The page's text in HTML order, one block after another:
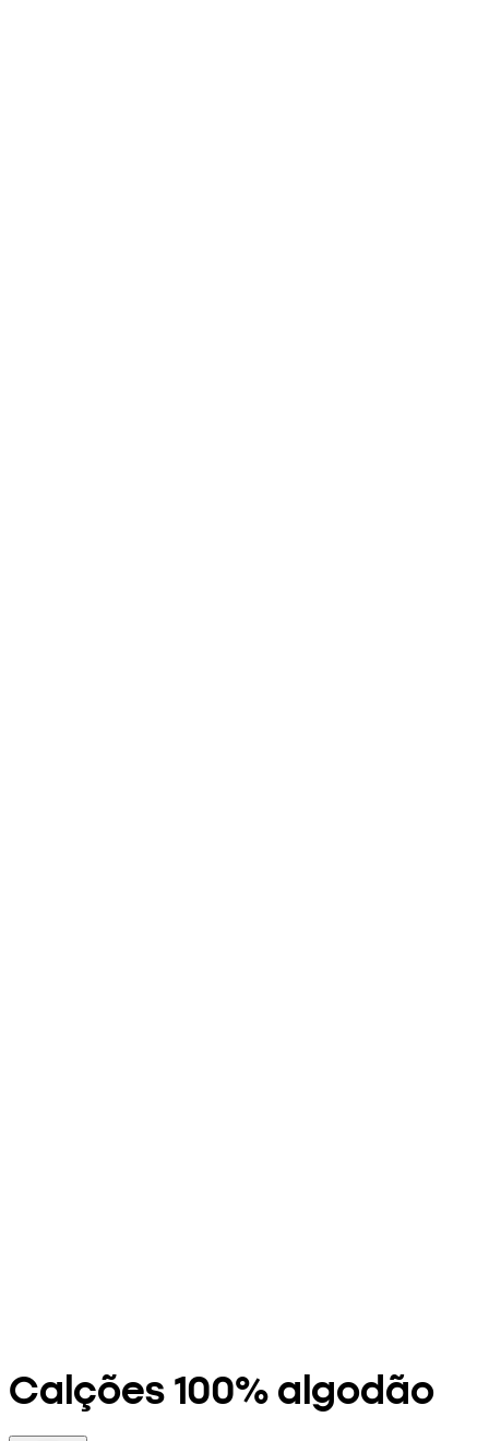
Calções 100% algodão